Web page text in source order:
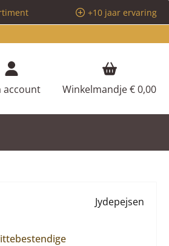
+10 jaar ervaring
items op je verlanglijstje
account Winkelmandje€ 0,00
Jydepejsen